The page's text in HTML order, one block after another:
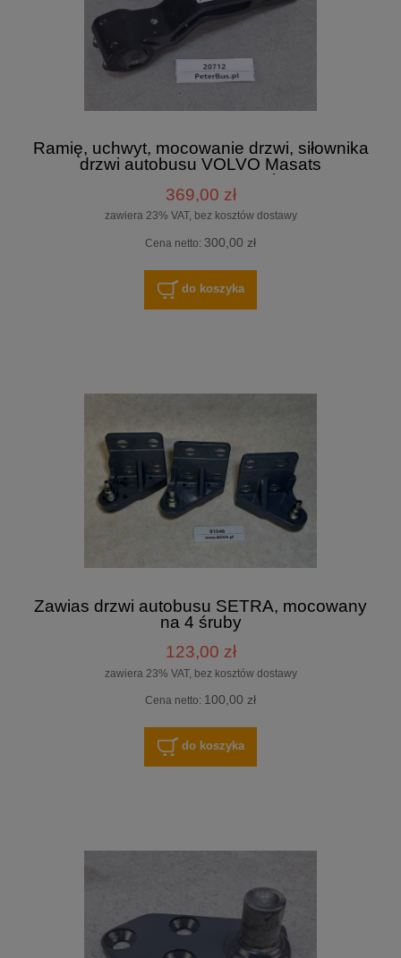
Ramię, uchwyt, mocowanie drzwi, siłownika
drzwi autobusu VOLVO Masats
475277A2B - NOWY - L=ok 26 cm
369,00 zł
zawiera 23% VAT, bez kosztów dostawy
Cena netto: 300,00 zł
do koszyka
Zawias drzwi autobusu SETRA, mocowany
na 4 śruby
123,00 zł
zawiera 23% VAT, bez kosztów dostawy
Cena netto: 100,00 zł
do koszyka